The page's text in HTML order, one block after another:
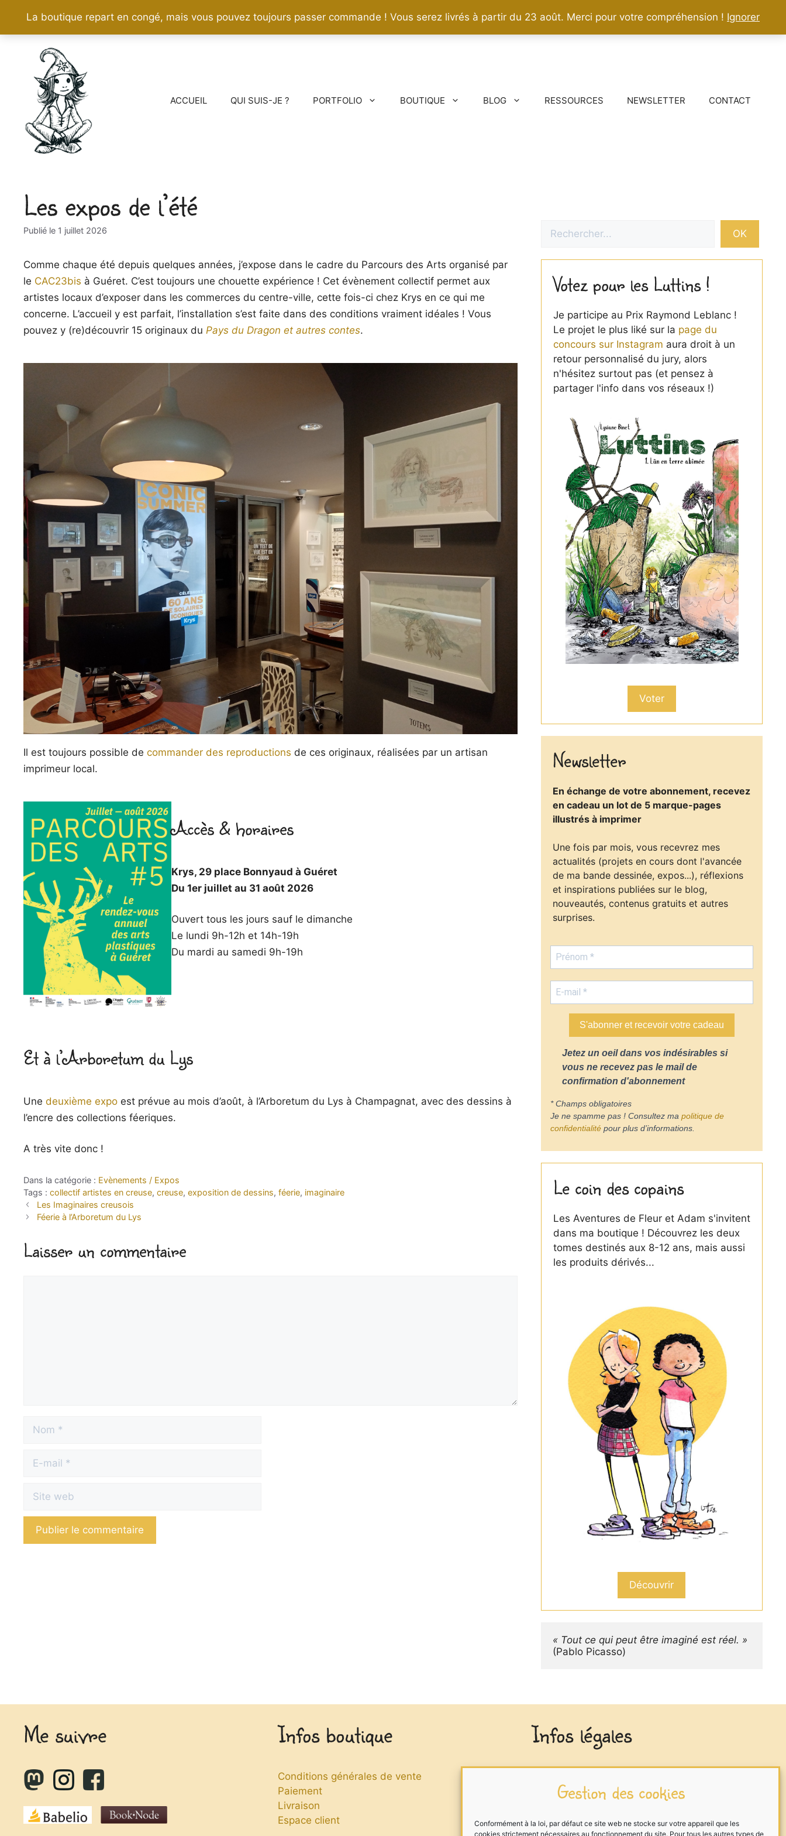
Gestion des cookies
Conformément à la loi, par défaut ce site web ne stocke sur votre appareil que les
cookies strictement nécessaires au fonctionnement du site. Pour tous les autres types de
La boutique repart en congé, mais vous pouvez toujours passer commande ! Vous serez livrés à partir du 23 août. Merci pour votre compréhension ! Ignorer
ACCUEIL QUI SUIS-JE ? PORTFOLIO BOUTIQUE BLOG RESSOURCES NEWSLETTER CONTACT
Les expos de l’été
1 juillet 2026
Comme chaque été depuis quelques années, j’expose dans le cadre du Parcours des Arts organisé par
le CAC23bis à Guéret. C’est toujours une chouette expérience ! Cet évènement collectif permet aux
artistes locaux d’exposer dans les commerces du centre-ville, cette fois-ci chez Krys en ce qui me
concerne. L’accueil y est parfait, l’installation s’est faite dans des conditions vraiment idéales ! Vous
pouvez y (re)découvrir 15 originaux du Pays du Dragon et autres contes.
Il est toujours possible de commander des reproductions de ces originaux, réalisées par un artisan
imprimeur local.
Accès & horaires
Krys, 29 place Bonnyaud à Guéret
Du 1er juillet au 31 août 2026
Ouvert tous les jours sauf le dimanche
Le lundi 9h-12h et 14h-19h
Du mardi au samedi 9h-19h
Et à l’Arboretum du Lys
Une deuxième expo est prévue au mois d’août, à l’Arboretum du Lys à Champagnat, avec des dessins à
l’encre des collections féeriques.
A très vite donc !
Catégories
Evènements / Expos
Étiquettes
collectif artistes en creuse, creuse, exposition de dessins, féerie, imaginaire
Les Imaginaires creusois
Féerie à l’Arboretum du Lys
Laisser un commentaire
Nom
Site
OK
Votez pour les Luttins !
Je participe au Prix Raymond Leblanc !
Le projet le plus liké sur la page du
concours sur Instagram aura droit à un
retour personnalisé du jury, alors
n'hésitez surtout pas (et pensez à
partager l'info dans vos réseaux !)
Voter
Newsletter
En échange de votre abonnement, recevez
en cadeau un lot de 5 marque-pages
illustrés à imprimer
Une fois par mois, vous recevrez mes
actualités (projets en cours dont l'avancée
de ma bande dessinée, expos...), réflexions
et inspirations publiées sur le blog,
nouveautés, contenus gratuits et autres
surprises.
S'abonner et recevoir votre cadeau
Jetez un oeil dans vos indésirables si
vous ne recevez pas le mail de
confirmation d'abonnement
* Champs obligatoires
Je ne spamme pas ! Consultez ma politique de
confidentialitépour plus d’informations.
Le coin des copains
Les Aventures de Fleur et Adam s'invitent
dans ma boutique ! Découvrez les deux
tomes destinés aux 8-12 ans, mais aussi
les produits dérivés...
Découvrir
« Tout ce qui peut être imaginé est réel. »
(Pablo Picasso)
Me suivre Infos boutique
Conditions générales de vente
Paiement
Livraison
Espace client
Infos légales
Traitement des données